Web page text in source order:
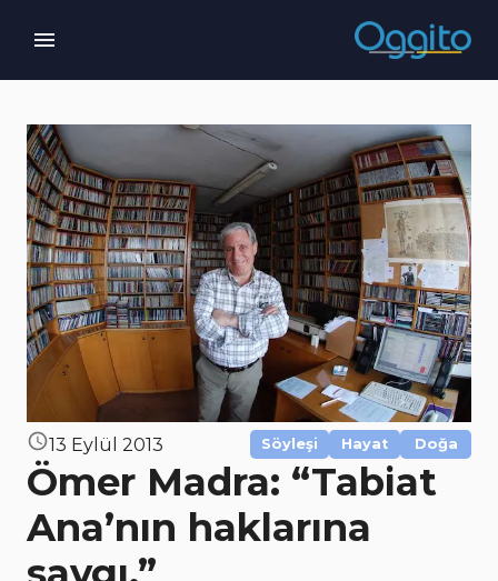
13 Eylül 2013 Söyleşi Hayat Doğa
Ömer Madra: “Tabiat
Ana’nın haklarına